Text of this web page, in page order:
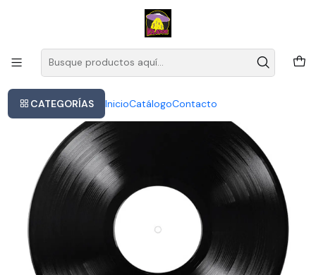
CATEGORÍAS InicioCatálogoContacto
Este es el texto del slide